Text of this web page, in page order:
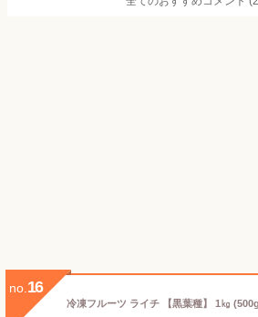
no. 16